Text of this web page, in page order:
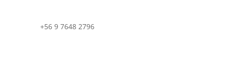
+56 9 7648 2796